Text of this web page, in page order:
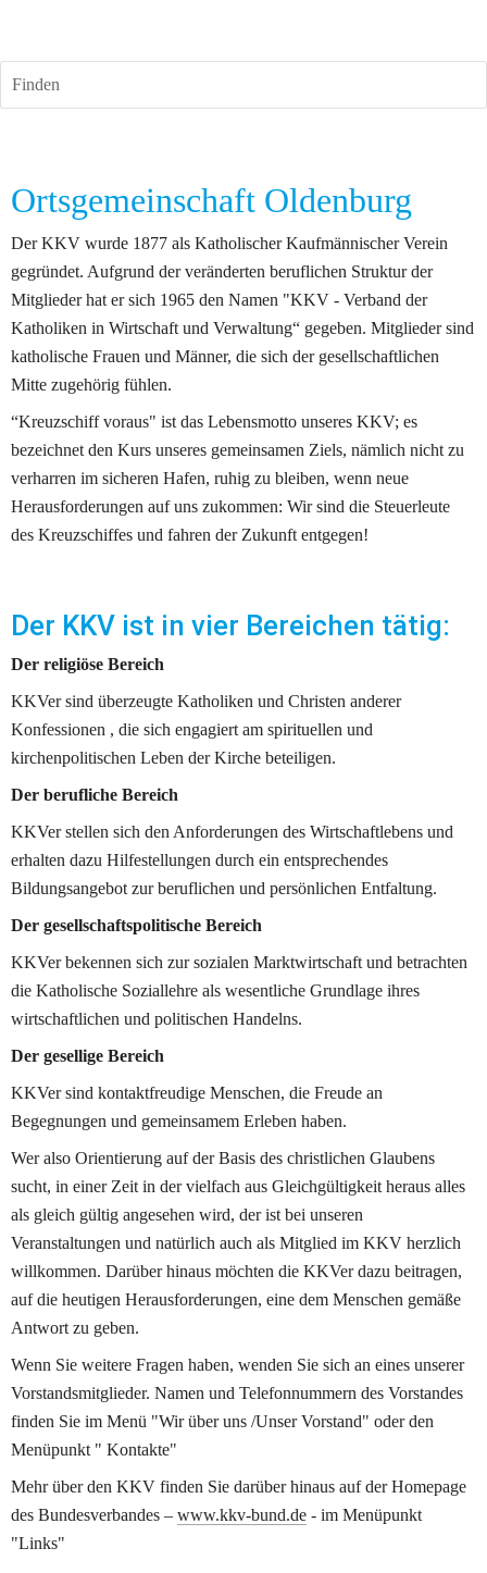
Finden
Ortsgemeinschaft Oldenburg
Der KKV wurde 1877 als Katholischer Kaufmännischer Verein
gegründet. Aufgrund der veränderten beruflichen Struktur der
Mitglieder hat er sich 1965 den Namen "KKV - Verband der
Katholiken in Wirtschaft und Verwaltung“ gegeben. Mitglieder sind
katholische Frauen und Männer, die sich der gesellschaftlichen
Mitte zugehörig fühlen.
“Kreuzschiff voraus" ist das Lebensmotto unseres KKV; es
bezeichnet den Kurs unseres gemeinsamen Ziels, nämlich nicht zu
verharren im sicheren Hafen, ruhig zu bleiben, wenn neue
Herausforderungen auf uns zukommen: Wir sind die Steuerleute
des Kreuzschiffes und fahren der Zukunft entgegen!
Der KKV ist in vier Bereichen tätig:
Der religiöse Bereich
KKVer sind überzeugte Katholiken und Christen anderer
Konfessionen , die sich engagiert am spirituellen und
kirchenpolitischen Leben der Kirche beteiligen.
Der berufliche Bereich
KKVer stellen sich den Anforderungen des Wirtschaftlebens und
erhalten dazu Hilfestellungen durch ein entsprechendes
Bildungsangebot zur beruflichen und persönlichen Entfaltung.
Der gesellschaftspolitische Bereich
KKVer bekennen sich zur sozialen Marktwirtschaft und betrachten
die Katholische Soziallehre als wesentliche Grundlage ihres
wirtschaftlichen und politischen Handelns.
Der gesellige Bereich
KKVer sind kontaktfreudige Menschen, die Freude an
Begegnungen und gemeinsamem Erleben haben.
Wer also Orientierung auf der Basis des christlichen Glaubens
sucht, in einer Zeit in der vielfach aus Gleichgültigkeit heraus alles
als gleich gültig angesehen wird, der ist bei unseren
Veranstaltungen und natürlich auch als Mitglied im KKV herzlich
willkommen. Darüber hinaus möchten die KKVer dazu beitragen,
auf die heutigen Herausforderungen, eine dem Menschen gemäße
Antwort zu geben.
Wenn Sie weitere Fragen haben, wenden Sie sich an eines unserer
Vorstandsmitglieder. Namen und Telefonnummern des Vorstandes
finden Sie im Menü "Wir über uns /Unser Vorstand" oder den
Menüpunkt " Kontakte"
Mehr über den KKV finden Sie darüber hinaus auf der Homepage
des Bundesverbandes – www.kkv-bund.de - im Menüpunkt
"Links"